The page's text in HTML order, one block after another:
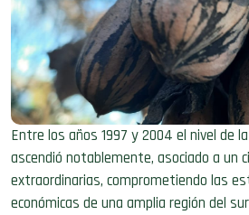
Entre los años 1997 y 2004 el nivel de
ascendió notablemente, asociado a un
extraordinarias, comprometiendo las
económicas de una amplia región del